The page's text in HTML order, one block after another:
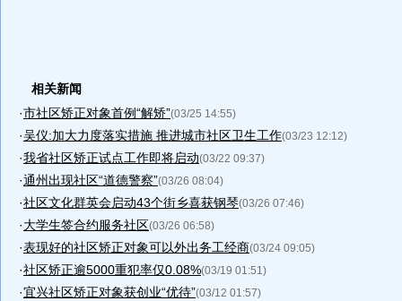
相关新闻
·市社区矫正对象首例“解矫”(03/25 14:55)
·吴仪:加大力度落实措施 推进城市社区卫生工作(03/23 12:12)
·我省社区矫正试点工作即将启动(03/22 09:37)
·通州出现社区“道德警察”(03/26 08:04)
·社区文化群英会启动43个街乡喜获钢琴(03/26 07:46)
·大学生签合约服务社区(03/26 06:58)
·表现好的社区矫正对象可以外出务工经商(03/24 09:05)
·社区矫正逾5000重犯率仅0.08%(03/19 01:51)
·宜兴社区矫正对象获创业“优待”(03/12 01:57)